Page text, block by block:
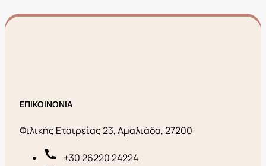
ΕΠΙΚΟΙΝΩΝΙΑ
Φιλικής Εταιρείας 23, Αμαλιάδα, 27200
+30 26220 24224